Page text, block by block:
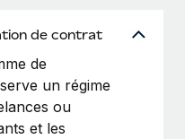
de contrat
de
un régime
ou
et les